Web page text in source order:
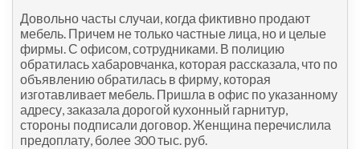
Довольно часты случаи, когда фиктивно продают
мебель. Причем не только частные лица, но и целые
фирмы. С офисом, сотрудниками. В полицию
обратилась хабаровчанка, которая рассказала, что по
объявлению обратилась в фирму, которая
изготавливает мебель. Пришла в офис по указанному
адресу, заказала дорогой кухонный гарнитур,
стороны подписали договор. Женщина перечислила
предоплату, более 300 тыс. руб.